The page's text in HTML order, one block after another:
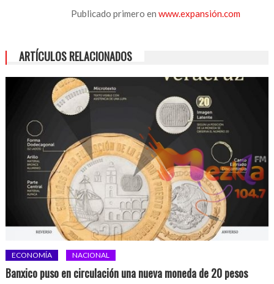
Publicado primero enwww.expansión.com
ARTÍCULOS RELACIONADOS
ECONOMÍA NACIONAL
Banxico puso en circulación una nueva moneda de 20 pesos